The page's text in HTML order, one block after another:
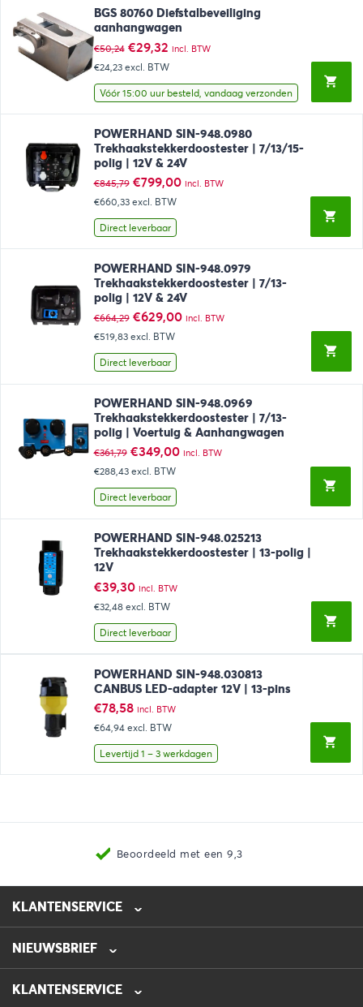
BGS 80760 Diefstalbeveiliging
aanhangwagen
€50,24 Oorspronkelijke
prijs
was:
€50,24.
€29,32Huidige
prijs
is:
€29,32.
incl. BTW
€24,23 excl. BTW
Vóór 15:00 uur besteld, vandaag verzonden
POWERHAND SIN-948.0980
Trekhaakstekkerdoostester | 7/13/15-
polig | 12V & 24V
€845,79 Oorspronkelijke
prijs
was:
€845,79.
€799,00Huidige
incl. BTW
€660,33 excl. BTW
Direct leverbaar
POWERHAND SIN-948.0979
Trekhaakstekkerdoostester | 7/13-
polig | 12V & 24V
€664,29 Oorspronkelijke
prijs
was:
€664,29.
€629,00Huidige
incl. BTW
€519,83 excl. BTW
Direct leverbaar
POWERHAND SIN-948.0969
Trekhaakstekkerdoostester | 7/13-
polig | Voertuig & Aanhangwagen
€361,79 Oorspronkelijke
prijs
was:
€361,79.
€349,00Huidige
incl. BTW
€288,43 excl. BTW
Direct leverbaar
POWERHAND SIN-948.025213
Trekhaakstekkerdoostester | 13-polig |
12V
€39,30 incl. BTW
€32,48 excl. BTW
Direct leverbaar
POWERHAND SIN-948.030813
CANBUS LED-adapter 12V | 13-pins
€78,58 incl. BTW
€64,94 excl. BTW
Levertijd 1 – 3 werkdagen
Beoordeeld met een 9,3
KLANTENSERVICE
0475-218632
info@automotive-line.nl
NIEUWSBRIEF
KLANTENSERVICE